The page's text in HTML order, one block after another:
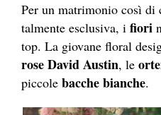
Per un matrimonio così di
talmente esclusiva, i fiori
top. La giovane floral
rose David Austin, le
piccole bacche bianche.